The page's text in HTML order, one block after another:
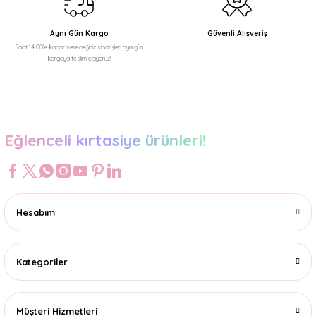
Aynı Gün Kargo
Saat 14:00'e kadar vereceğiniz siparişleri aynı gün
kargoya teslim ediyoruz!
Güvenli Alışveriş
Eğlenceli kırtasiye ürünleri!
Hesabım
Kategoriler
Müşteri Hizmetleri